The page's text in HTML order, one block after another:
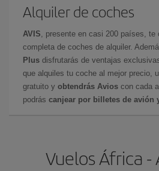
Alquiler de coches
AVIS , presente en casi 200 países,
completa de coches de alquiler.
Plus disfrutarás de ventajas
que alquiles tu coche al mejor precio,
gratuito y obtendrás Avios con cada
podrás canjear por billetes de avión
Vuelos África -